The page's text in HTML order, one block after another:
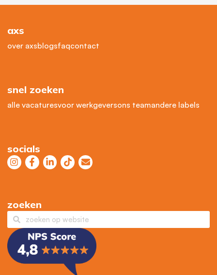
axs
over axsblogsfaqcontact
snel zoeken
alle vacaturesvoor werkgeversons teamandere labels
socials
zoeken